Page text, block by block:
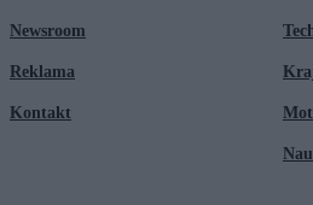
Newsroom
Reklama
Kontakt